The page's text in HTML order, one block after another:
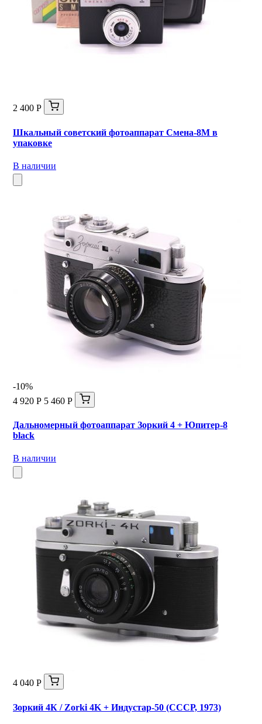
2 400 Р
Шкальный советский фотоаппарат Смена-8М в
упаковке
В наличии
-10%
4 920 Р 5 460 Р
Дальномерный фотоаппарат Зоркий 4 + Юпитер-8
black
В наличии
4 040 Р
Зоркий 4К / Zorki 4K + Индустар-50 (СССР, 1973)